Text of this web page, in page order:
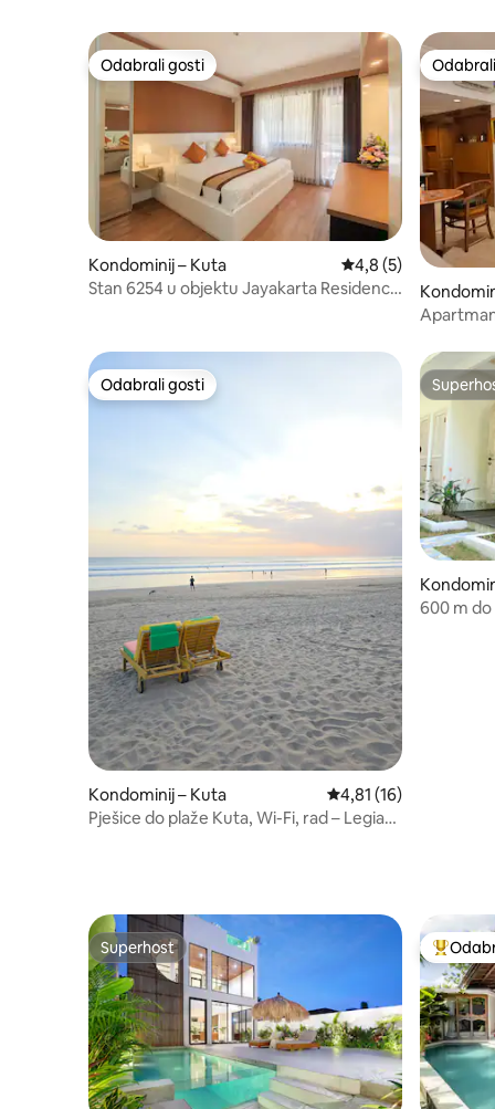
Odabrali gosti
Odabrali gosti
Kondominij – Kuta Prosječna ocjena:
4,8 (5)
Stan 6254 u objektu Jayakarta Residence
Odabrali gosti
Odabrali gosti
Kondominij – Kuta Prosječna ocjena:
4,81 (16)
Pješice do plaže Kuta, Wi-Fi, rad – Legian
600 m
Superhost
Superhost Među